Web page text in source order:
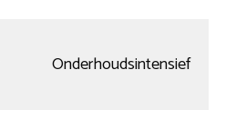
Onderhoudsintensief